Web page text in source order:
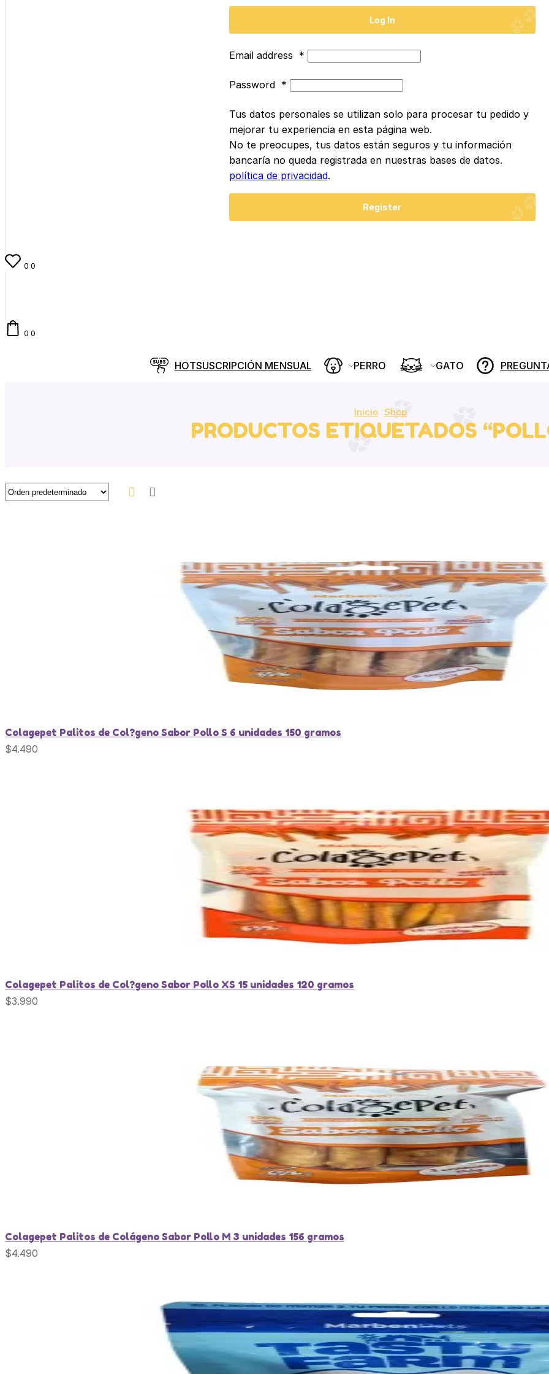
Log In
Email address *
Password *
Tus datos personales se utilizan solo para procesar tu pedido y
mejorar tu experiencia en esta página web.
No te preocupes, tus datos están seguros y tu información
bancaría no queda registrada en nuestras bases de datos.
política de privacidad.
Register
0 0
0 0
SUSCRIPCIÓN MENSUAL
HOT PERRO GATO
Inicio Shop
PRODUCTOS ETIQUETADOS
Colagepet Palitos de Col?geno Sabor Pollo S 6 unidades 150 gramos
$4.490
Colagepet Palitos de Col?geno Sabor Pollo XS 15 unidades 120 gramos
$3.990
Colagepet Palitos de Colágeno Sabor Pollo M 3 unidades 156 gramos
$4.490